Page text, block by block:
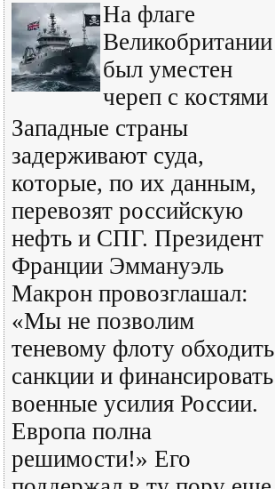
На флаге
Великобритании
был уместен
череп с костями
Западные страны
задерживают суда,
которые, по их данным,
перевозят российскую
нефть и СПГ. Президент
Франции Эммануэль
Макрон провозглашал:
«Мы не позволим
теневому флоту обходить
санкции и финансировать
военные усилия России.
Европа полна
решимости!» Его